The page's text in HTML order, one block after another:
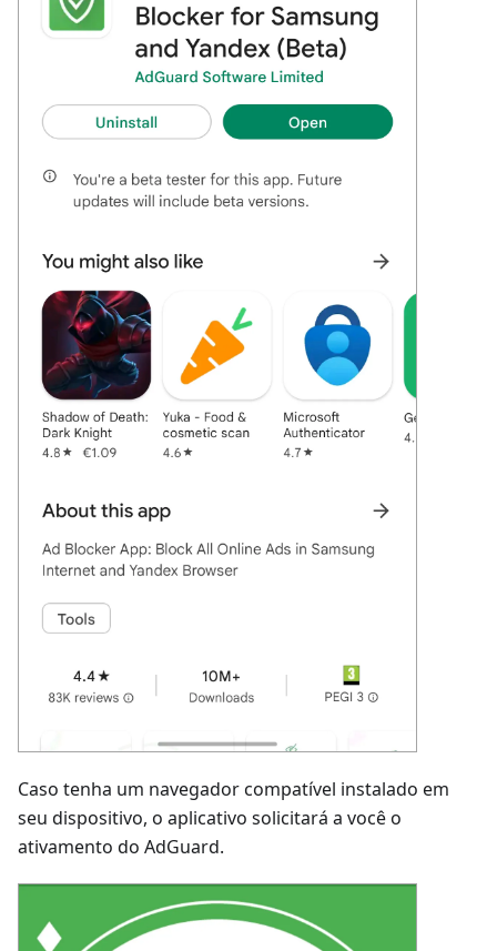
Caso tenha um navegador compatível instalado em
seu dispositivo, o aplicativo solicitará a você o
ativamento do AdGuard.